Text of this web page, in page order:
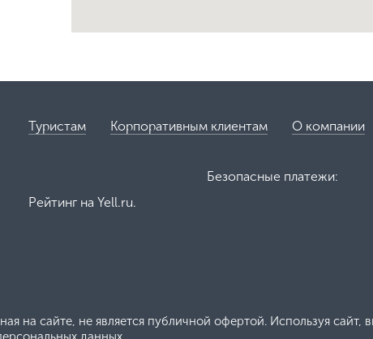
Туристам Корпоративным клиентам О компании
Рейтинг на Yell.ru.
Безопасные платежи:
на сайте, не является публичной офертой. Используя сайт,